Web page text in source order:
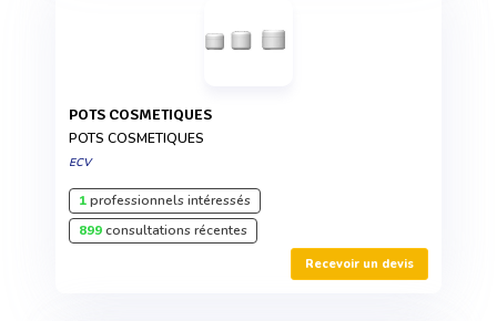
POTS COSMETIQUES
POTS COSMETIQUES
ECV
1professionnels intéressés
899consultations récentes
Recevoir un devis